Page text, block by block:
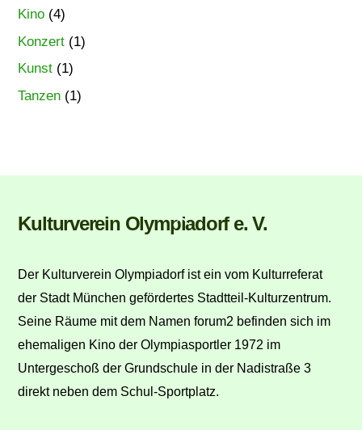
Kino (4)
Konzert (1)
Kunst (1)
Tanzen (1)
Back
Kulturverein Olympiadorf e. V.
Der Kulturverein Olympiadorf ist ein vom Kulturreferat
der Stadt München gefördertes Stadtteil-Kulturzentrum.
Seine Räume mit dem Namen forum2 befinden sich im
ehemaligen Kino der Olympiasportler 1972 im
Untergeschoß der Grundschule in der Nadistraße 3
direkt neben dem Schul-Sportplatz.